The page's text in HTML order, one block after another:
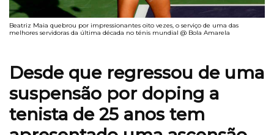
Beatriz Maia quebrou por impressionantes oito vezes, o serviço de uma das
melhores servidoras da última década no ténis mundial @ Bola Amarela
Desde que regressou de uma
suspensão por doping a
tenista de 25 anos tem